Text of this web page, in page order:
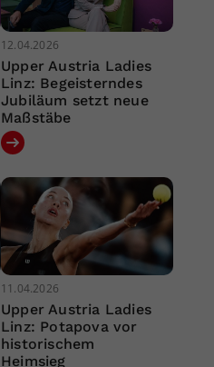
12.04.2026
Upper Austria Ladies
Linz: Begeisterndes
Jubiläum setzt neue
Maßstäbe
11.04.2026
Upper Austria Ladies
Linz: Potapova vor
historischem
Heimsieg